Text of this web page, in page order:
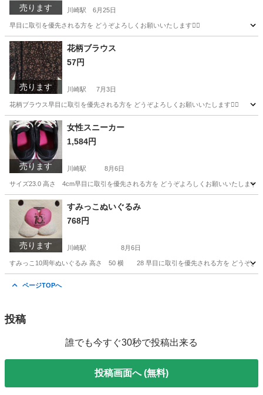
売ります 川崎駅 6月25日
早目に取引を優先される方を どうぞよろしくお願いいたします🙇‍♂️
神奈川 川崎市 川崎駅
売ります
花柄ブラウス
57円
川崎駅 7月3日
花柄ブラウス早目に取引を優先される方を どうぞよろしくお願いいたします🙇‍♂️
神奈川 川崎市
売ります
女性スニーカー
1,584円
川崎駅 8月6日
サイズ23.0 高さ 4cm早目に取引を優先される方を どうぞよろしくお願いいたします
神奈川 川崎市 靴
売ります
すみっこぬいぐるみ
768円
川崎駅 8月6日
すみっこ10周年ぬいぐるみ 高さ 50 横 28 早目に取引を優先される方を どうぞよろ
ページTOPへ
投稿
誰でも今すぐ30秒で投稿出来る
投稿画面へ (無料)